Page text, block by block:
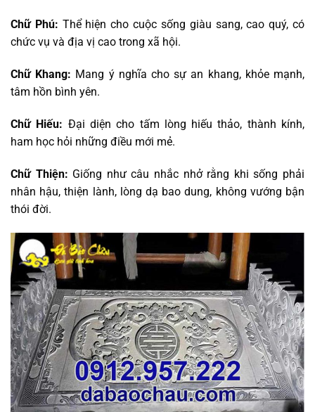
Chữ Phú: Thể hiện cho cuộc sống giàu sang, cao quý, có
chức vụ và địa vị cao trong xã hội.
Chữ Khang: Mang ý nghĩa cho sự an khang, khỏe mạnh,
tâm hồn bình yên.
Chữ Hiếu: Đại diện cho tấm lòng hiếu thảo, thành kính,
ham học hỏi những điều mới mẻ.
Chữ Thiện: Giống như câu nhắc nhở rằng khi sống phải
nhân hậu, thiện lành, lòng dạ bao dung, không vướng bận
thói đời.